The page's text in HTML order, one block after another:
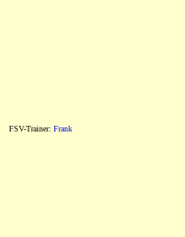
FSV-Trainer: Frank